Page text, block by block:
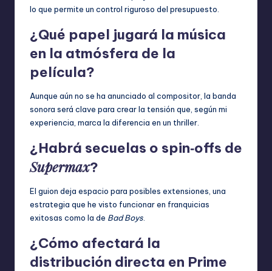
lo que permite un control riguroso del presupuesto.
¿Qué papel jugará la música
en la atmósfera de la
película?
Aunque aún no se ha anunciado al compositor, la banda
sonora será clave para crear la tensión que, según mi
experiencia, marca la diferencia en un thriller.
¿Habrá secuelas o spin‑offs de
Supermax?
El guion deja espacio para posibles extensiones, una
estrategia que he visto funcionar en franquicias
exitosas como la de Bad Boys
¿Cómo afectará la
distribución directa en Prime